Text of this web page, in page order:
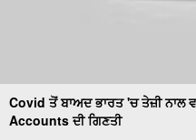
Covid ਤੋਂ ਬਾਅਦ ਭਾਰਤ 'ਚ ਤੇਜ਼ੀ ਨਾਲ
Accounts ਦੀ ਗਿਣਤੀ